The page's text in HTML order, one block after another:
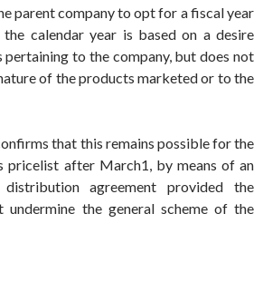
parent company to opt for a fiscal year
calendar year is based on a desire
to the company, but does not
of the products marketed or to the
that this remains possible for the
pricelist after March1, by means of an
agreement provided the
undermine the general scheme of the